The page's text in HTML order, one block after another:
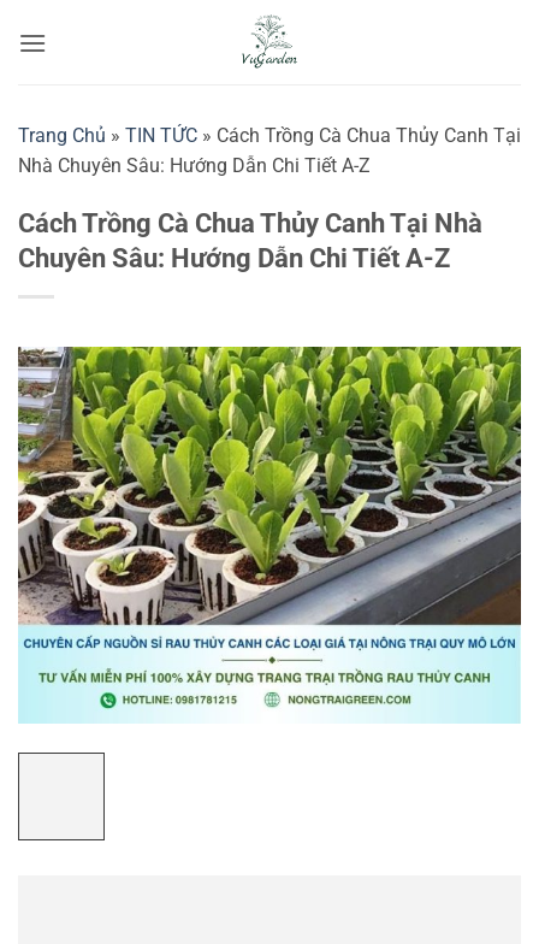
qua
Trang Chủ » TIN TỨC » Cách Trồng Cà Chua Thủy Canh Tại
Nhà Chuyên Sâu: Hướng Dẫn Chi Tiết A-Z
Cách Trồng Cà Chua Thủy Canh Tại Nhà
Chuyên Sâu: Hướng Dẫn Chi Tiết A-Z